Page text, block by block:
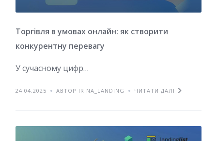
Торгівля в умовах онлайн: як створити
конкурентну перевагу
У сучасному цифр…
24.04.2025 АВТОР IRINA_LANDING ЧИТАТИ ДАЛІ